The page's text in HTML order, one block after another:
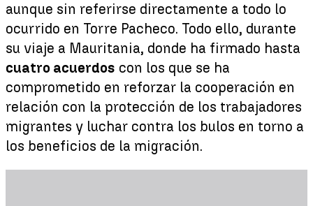
aunque sin referirse directamente a todo lo
ocurrido en Torre Pacheco. Todo ello, durante
su viaje a Mauritania, donde ha firmado hasta
cuatro acuerdos con los que se ha
comprometido en reforzar la cooperación en
relación con la protección de los trabajadores
migrantes y luchar contra los bulos en torno a
los beneficios de la migración.